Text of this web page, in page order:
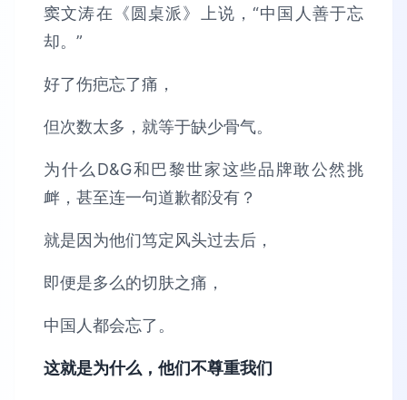
窦文涛在《圆桌派》上说，“中国人善于忘
却。”
好了伤疤忘了痛，
但次数太多，就等于缺少骨气。
为什么D&G和巴黎世家这些品牌敢公然挑
衅，甚至连一句道歉都没有？
就是因为他们笃定风头过去后，
即便是多么的切肤之痛，
中国人都会忘了。
这就是为什么，他们不尊重我们